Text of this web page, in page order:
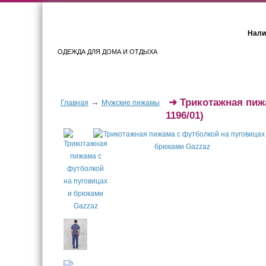
ОДЕЖДА ДЛЯ ДОМА И ОТДЫХА
Главная → Мужские пижамы ➜ Трикотажная
1196/01)